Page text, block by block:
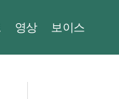
영상 보이스